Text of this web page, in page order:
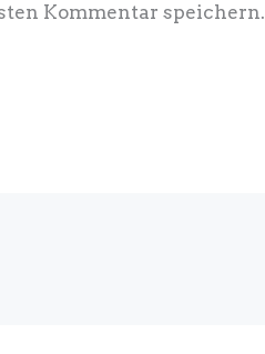
Kommentar speichern.